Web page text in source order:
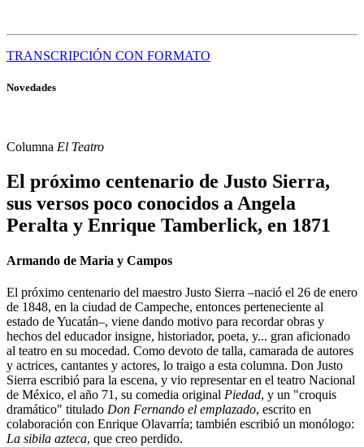
TRANSCRIPCIÓN CON FORMATO
Novedades
Columna El Teatro
El próximo centenario de Justo Sierra,
sus versos poco conocidos a Angela
Peralta y Enrique Tamberlick, en 1871
Armando de Maria y Campos
El próximo centenario del maestro Justo Sierra –nació el 26 de enero
de 1848, en la ciudad de Campeche, entonces perteneciente al
estado de Yucatán–, viene dando motivo para recordar obras y
hechos del educador insigne, historiador, poeta, y... gran aficionado
al teatro en su mocedad. Como devoto de talla, camarada de autores
y actrices, cantantes y actores, lo traigo a esta columna. Don Justo
Sierra escribió para la escena, y vio representar en el teatro Nacional
de México, el año 71, su comedia original Piedad, y un "croquis
dramático" titulado Don Fernando el emplazado, escrito en
colaboración con Enrique Olavarría; también escribió un monólogo:
La sibila azteca, que creo perdido.